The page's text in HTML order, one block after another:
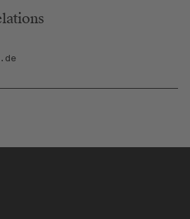
München: Ideen für eine
BR Abendschau
mit Start-ups